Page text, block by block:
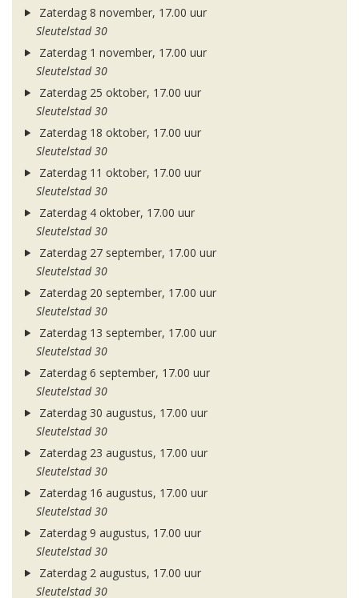
Zaterdag 8 november, 17.00 uur
Sleutelstad 30
Zaterdag 1 november, 17.00 uur
Sleutelstad 30
Zaterdag 25 oktober, 17.00 uur
Sleutelstad 30
Zaterdag 18 oktober, 17.00 uur
Sleutelstad 30
Zaterdag 11 oktober, 17.00 uur
Sleutelstad 30
Zaterdag 4 oktober, 17.00 uur
Sleutelstad 30
Zaterdag 27 september, 17.00 uur
Sleutelstad 30
Zaterdag 20 september, 17.00 uur
Sleutelstad 30
Zaterdag 13 september, 17.00 uur
Sleutelstad 30
Zaterdag 6 september, 17.00 uur
Sleutelstad 30
Zaterdag 30 augustus, 17.00 uur
Sleutelstad 30
Zaterdag 23 augustus, 17.00 uur
Sleutelstad 30
Zaterdag 16 augustus, 17.00 uur
Sleutelstad 30
Zaterdag 9 augustus, 17.00 uur
Sleutelstad 30
Zaterdag 2 augustus, 17.00 uur
Sleutelstad 30